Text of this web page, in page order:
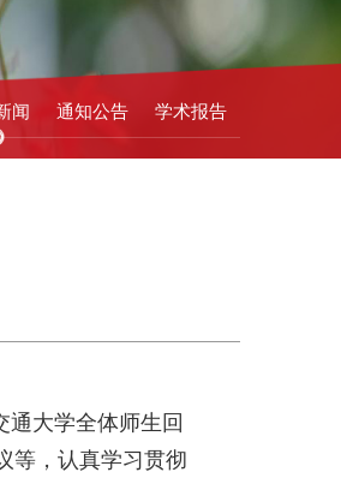
闻 通知公告 学术报告
通大学全体师生回
等，认真学习贯彻